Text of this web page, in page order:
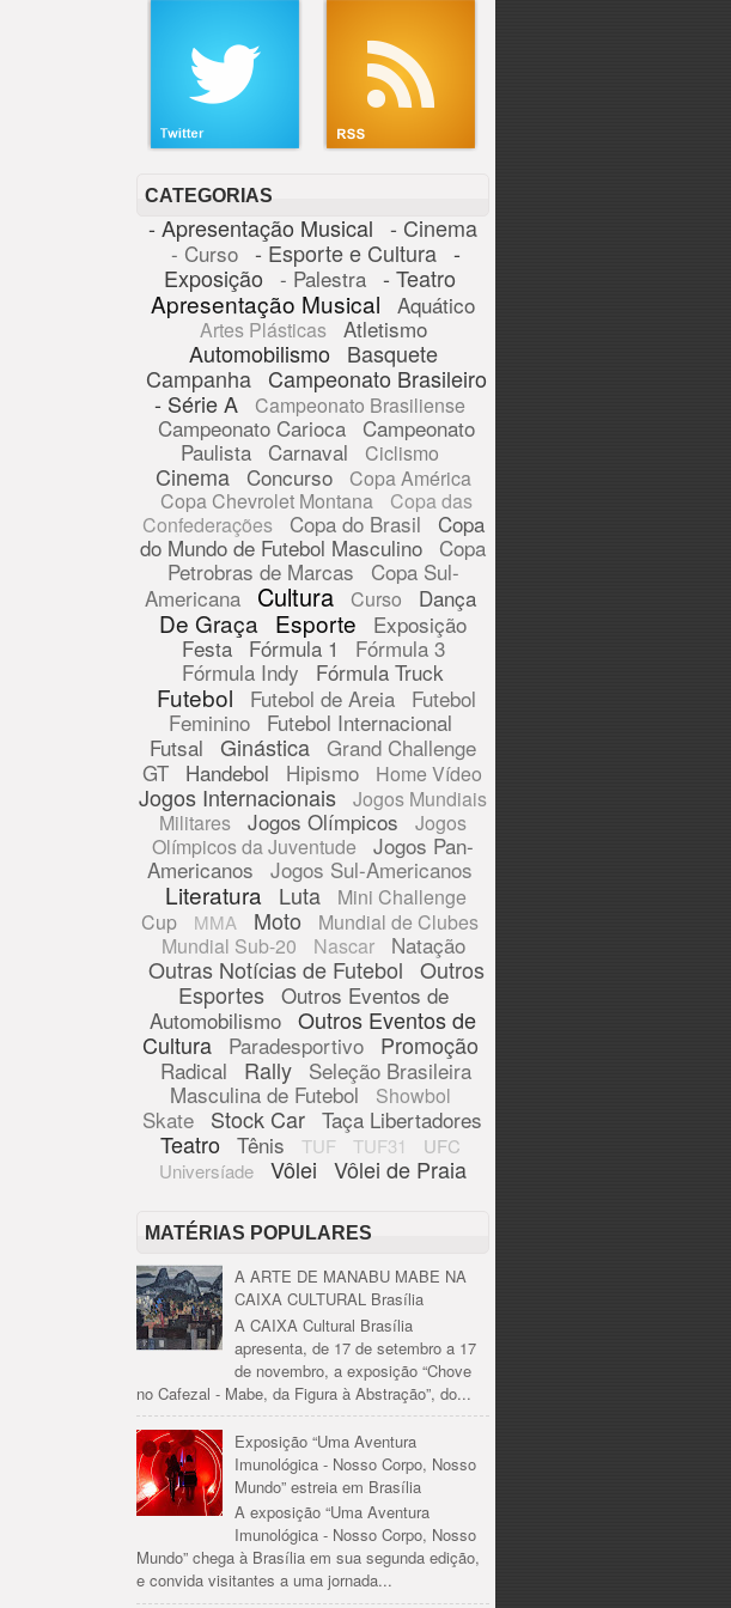
CATEGORIAS
- Apresentação Musical - Cinema
- Curso - Esporte e Cultura -
Exposição - Palestra - Teatro
Apresentação Musical Aquático
Artes Plásticas Atletismo
Automobilismo
Basquete
Campanha Campeonato Brasileiro
- Série A
Campeonato Brasiliense
Campeonato Carioca
Campeonato
Paulista Carnaval Ciclismo
Cinema Concurso
Copa América
Copa Chevrolet Montana
Copa das
Confederações
Copa do Brasil Copa
do Mundo de Futebol Masculino Copa
Petrobras de Marcas
Copa Sul-
Americana
Cultura Curso Dança
De Graça Esporte
Exposição
Festa
Fórmula 1
Fórmula 3
Fórmula Indy
Fórmula Truck
Futebol Futebol de Areia
Futebol
Feminino
Futebol Internacional
Futsal Ginástica Grand Challenge
GT Handebol Hipismo Home Vídeo
Jogos Internacionais
Jogos Mundiais
Militares
Jogos Olímpicos
Jogos
Olímpicos da Juventude
Jogos Pan-
Americanos Jogos Sul-Americanos
Literatura Luta
Mini Challenge
Cup
MMA Moto
Mundial de Clubes
Mundial Sub-20
Nascar Natação
Outras Notícias de Futebol Outros
Esportes Outros Eventos de
Automobilismo Outros Eventos de
Cultura
Paradesportivo Promoção
Radical Rally Seleção Brasileira
Masculina de Futebol
Showbol
Skate Stock Car Taça Libertadores
Teatro Tênis TUF TUF31
UFC
Universíade
Vôlei Vôlei de Praia
MATÉRIAS POPULARES
A ARTE DE MANABU MABE NA
CAIXA CULTURAL Brasília
A CAIXA Cultural Brasília
apresenta, de 17 de setembro a 17
de novembro, a exposição “Chove
no Cafezal - Mabe, da Figura à Abstração”, do...
Exposição “Uma Aventura
Imunológica - Nosso Corpo, Nosso
Mundo” estreia em Brasília
A exposição “Uma Aventura
Imunológica - Nosso Corpo, Nosso
Mundo” chega à Brasília em sua segunda edição,
e convida visitantes a uma jornada...